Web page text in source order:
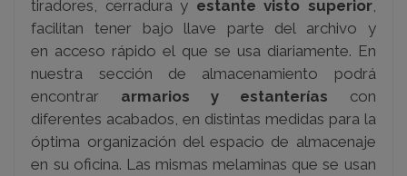
tiradores, cerradura y estante visto superior,
facilitan tener bajo llave parte del archivo y
en acceso rápido el que se usa diariamente. En
nuestra sección de almacenamiento podrá
encontrar armarios y estanterías con
diferentes acabados, en distintas medidas para la
óptima organización del espacio de almacenaje
en su oficina. Las mismas melaminas que se usan